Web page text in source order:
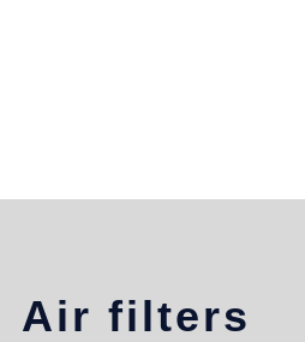
Air filters